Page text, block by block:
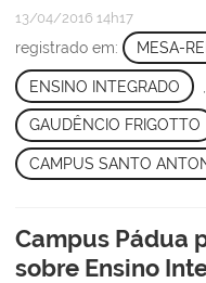
13/04/2016 14h17
registrado em: MESA-
ENSINO INTEGRADO
GAUDÊNCIO FRIGOTTO
CAMPUS SANTO
Campus Pádua
sobre Ensino